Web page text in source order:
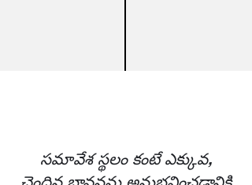
సమావేశ స్థలం కంటే ఎక్కువ,